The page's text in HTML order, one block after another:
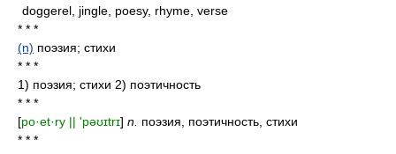
doggerel, jingle, poesy, rhyme, verse
* * *
(n) поэзия; стихи
* * *
1) поэзия; стихи 2) поэтичность
* * *
[po·et·ry || 'pəʊɪtrɪ] n. поэзия, поэтичность, стихи
* * *